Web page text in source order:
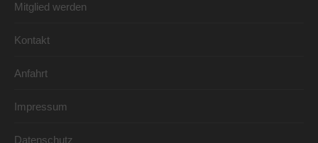
Mitglied werden
Kontakt
Anfahrt
Impressum
Datenschutz